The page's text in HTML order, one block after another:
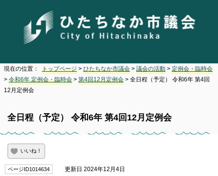
現在の位置： トップページ > ひたちなか市議会 > 議会の活動 > 定例会・臨時会
> 令和6年 定例会・臨時会 > 第4回12月定例会 > 全日程（予定） 令和6年 第4回
12月定例会
全日程（予定） 令和6年 第4回12月定例会
いいね！
ページID1014634 更新日 2024年12月4日